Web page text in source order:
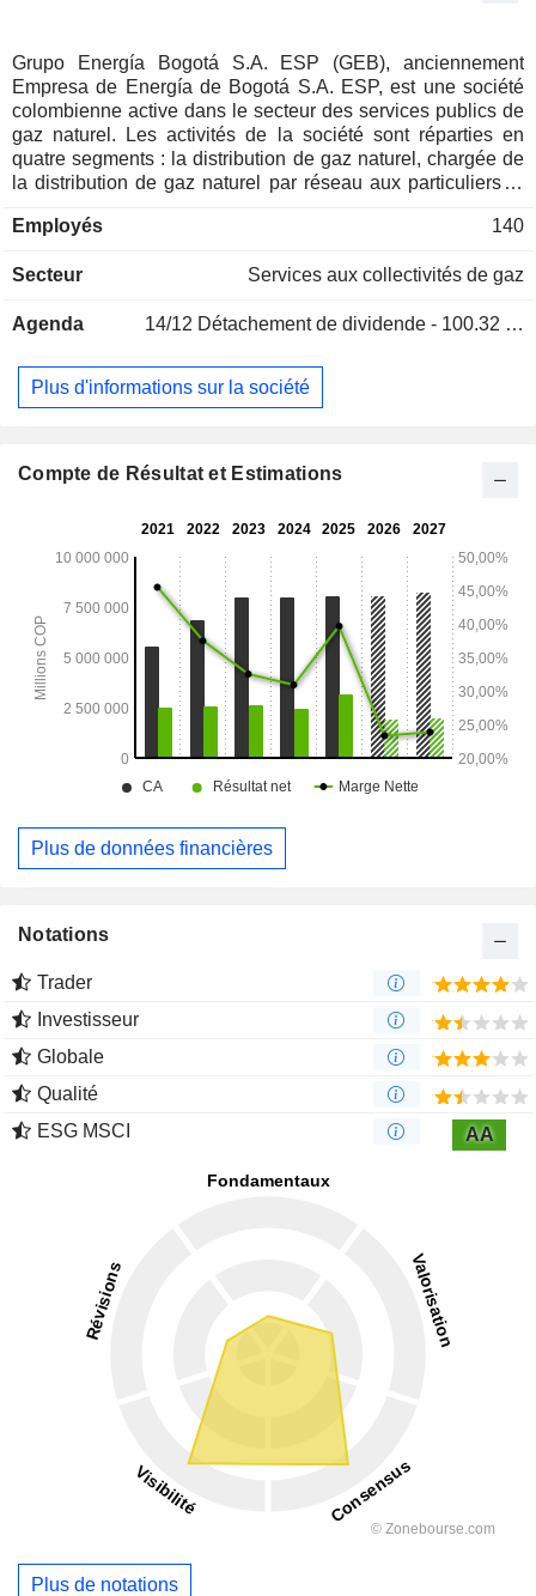
Grupo Energía Bogotá S.A. ESP (GEB), anciennement
Empresa de Energía de Bogotá S.A. ESP, est une société
colombienne active dans le secteur des services publics de
gaz naturel. Les activités de la société sont réparties en
quatre segments : la distribution de gaz naturel, chargée de
la distribution de gaz naturel par réseau aux particuliers et
l'acheminement du gaz naturel vers les villes ; la distribution
professionnels ; et le transport d'électricité, qui exploite des
propose des services d'ingénierie et de location, ainsi que
naturel. Elle exerce ses activités en Colombie, au Pérou et
au Guatemala, entre autres. Elle détient plusieurs filiales,
contrôlée par le District fédéral de Bogota, une
Employés 140
Secteur Services aux collectivités de gaz
Agenda 14/12 Détachement de dividende - 100.32 COP
Plus d'informations sur la société
Compte de Résultat et Estimations
Plus de données financières
Notations
Trader
Investisseur
Globale
Qualité
ESG MSCI
AA
Plus de notations